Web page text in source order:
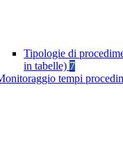
Tipologie di
in tabelle) 7
tempi